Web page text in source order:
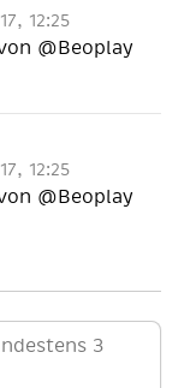
12:25
@Beoplay
12:25
@Beoplay